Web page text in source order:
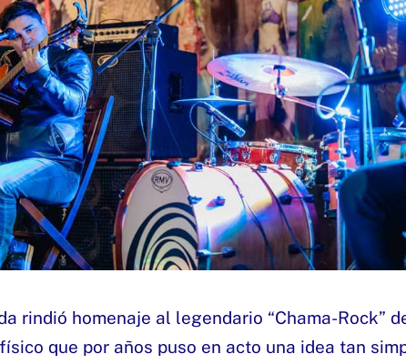
rindió homenaje al legendario “Chama-Rock”
que por años puso en acto una idea tan